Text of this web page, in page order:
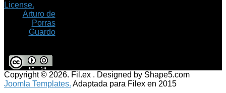
License.
Arturo de
Porras
Guardo
Copyright © 2026. Fil.ex . Designed by Shape5.com
Joomla Templates. Adaptada para Filex en 2015